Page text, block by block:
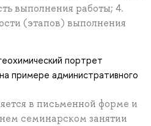
выполнения работы; 4.
(этапов) выполнения
портрет
примере административного
в письменной форме и
семинарском занятии